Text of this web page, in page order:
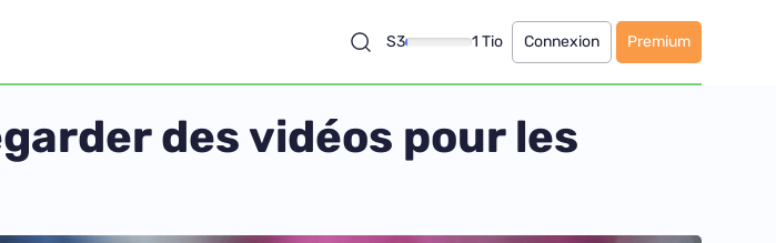
S3 1 Tio Connexion Premium
des vidéos pour les